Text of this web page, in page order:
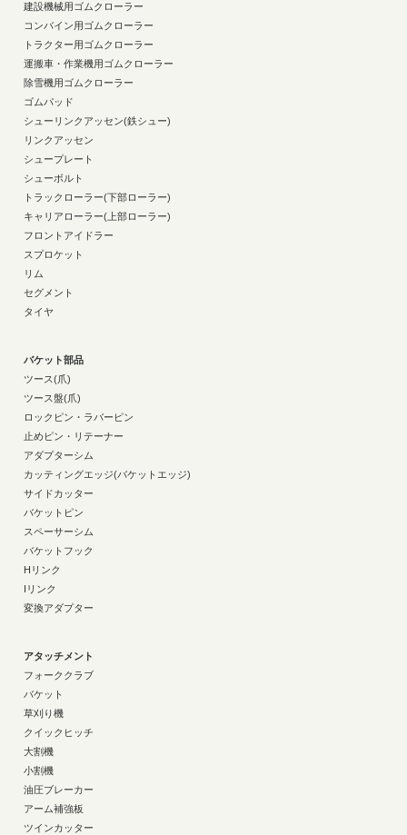
建設機械用ゴムクローラー
コンバイン用ゴムクローラー
トラクター用ゴムクローラー
運搬車・作業機用ゴムクローラー
除雪機用ゴムクローラー
ゴムパッド
シューリンクアッセン(鉄シュー)
リンクアッセン
シュープレート
シューボルト
トラックローラー(下部ローラー)
キャリアローラー(上部ローラー)
フロントアイドラー
スプロケット
リム
セグメント
タイヤ
バケット部品
ツース(爪)
ツース盤(爪)
ロックピン・ラバーピン
止めピン・リテーナー
アダプターシム
カッティングエッジ(バケットエッジ)
サイドカッター
バケットピン
スペーサーシム
バケットフック
Hリンク
Iリンク
変換アダプター
アタッチメント
フォーククラブ
バケット
草刈り機
クイックヒッチ
大割機
小割機
油圧ブレーカー
アーム補強板
ツインカッター